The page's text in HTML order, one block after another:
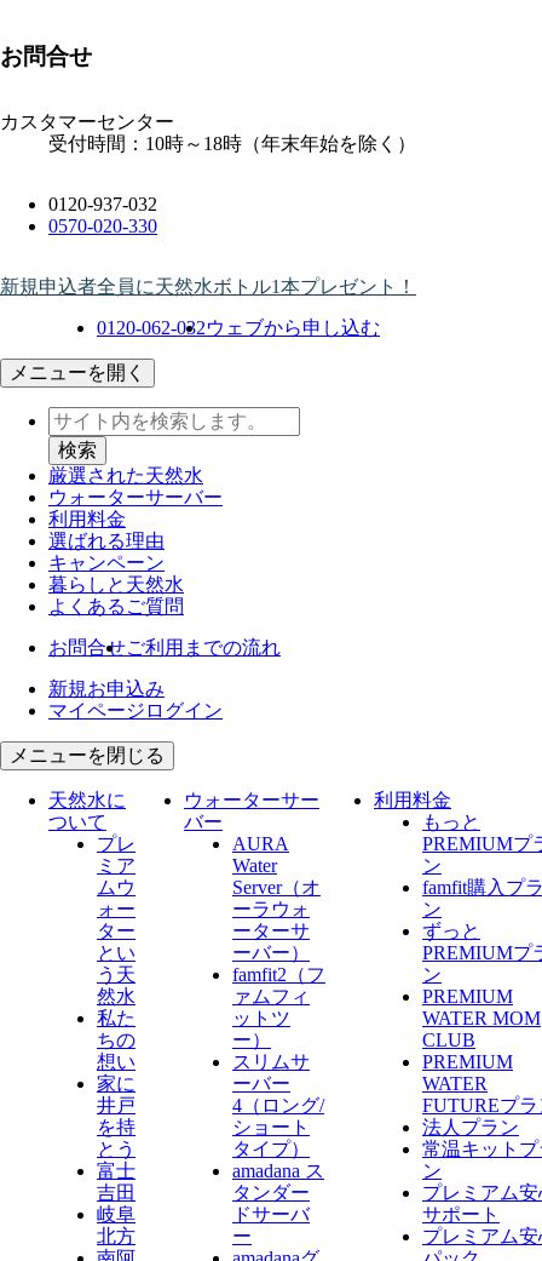
お問合せ
カスタマーセンター
受付時間：10時～18時（年末年始を除く）
0120-937-032
0570-020-330
新規申込者全員に天然水ボトル1本プレゼント！
0120-062-032ウェブから申し込む
メニューを開く
厳選された天然水
ウォーターサーバー
利用料金
選ばれる理由
キャンペーン
暮らしと天然水
よくあるご質問
お問合せご利用までの流れ
新規お申込み
マイページログイン
メニューを閉じる
天然水に
ついて
プレ
ミア
ムウ
ォー
ター
とい
う天
然水
私た
ちの
想い
家に
井戸
を持
とう
富士
吉田
岐阜
北方
ウォーターサー
バー
AURA
Water
Server​（オ
ーラウォ
ーターサ
ーバー）
famfit2（フ
ァムフィ
ットツ
ー）
スリムサ
ーバー
4（ロング/
ショート
タイプ）
amadana ス
タンダー
ドサーバ
ー
利用料金
もっと
PREMIUMプ
ン
famfit購入プ
ン
ずっと
PREMIUMプ
ン
PREMIUM
WATER MOM
CLUB
PREMIUM
WATER
FUTUREプラ
法人プラン
常温キットプ
ン
プレミアム安
サポート
プレミアム安